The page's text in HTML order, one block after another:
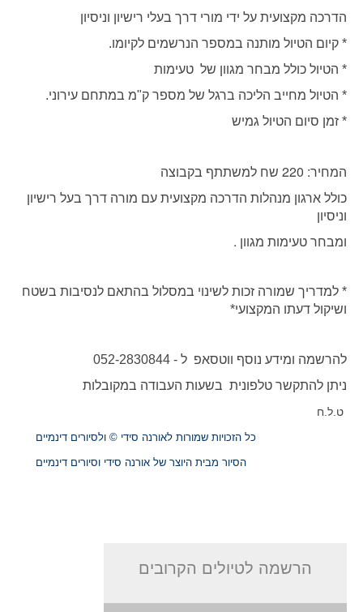
הדרכה מקצועית על ידי מורי דרך בעלי רישיון וניסיון
* קיום הטיול מותנה במספר הנרשמים לקיומו.
* הטיול כולל מבחר מגוון של טעימות
* הטיול מחייב הליכה ברגל של מספר ק"מ במתחם עירוני.
* זמן סיום הטיול גמיש
המחיר: 220 שח למשתתף בקבוצה
כולל ארגון מנהלות הדרכה מקצועית עם מורה דרך בעל רישיון
וניסיון
ומבחר טעימות מגוון .
* למדריך שמורה זכות לשינוי במסלול בהתאם לנסיבות בשטח
ושיקול דעתו המקצועי*
להרשמה ומידע נוסף ווטסאפ ל - 052-2830844
ניתן להתקשר טלפונית בשעות העבודה במקובלות
ט.ל.ח
כל הזכויות שמורות לאורנה סידי © ולסיורים דינמיים
הסיור מבית היוצר של אורנה סידי וסיורים דינמיים
הרשמה לטיולים הקרובים